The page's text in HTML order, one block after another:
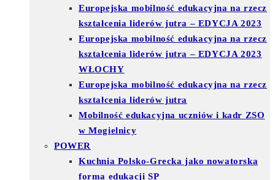
Europejska mobilność edukacyjna na rzecz
kształcenia liderów jutra – EDYCJA 2023
Europejska mobilność edukacyjna na rzecz
kształcenia liderów jutra – EDYCJA 2023
WŁOCHY
Europejska mobilność edukacyjna na rzecz
kształcenia liderów jutra
Mobilność edukacyjna uczniów i kadr ZSO
w Mogielnicy
POWER
Kuchnia Polsko-Grecka jako nowatorska
forma edukacji SP